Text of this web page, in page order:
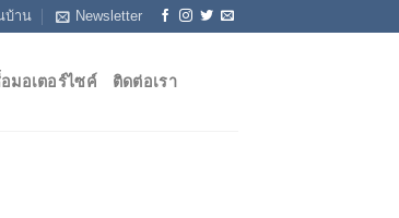
บ้าน Newsletter
มอเตอร์ไซค์ ติดต่อเรา